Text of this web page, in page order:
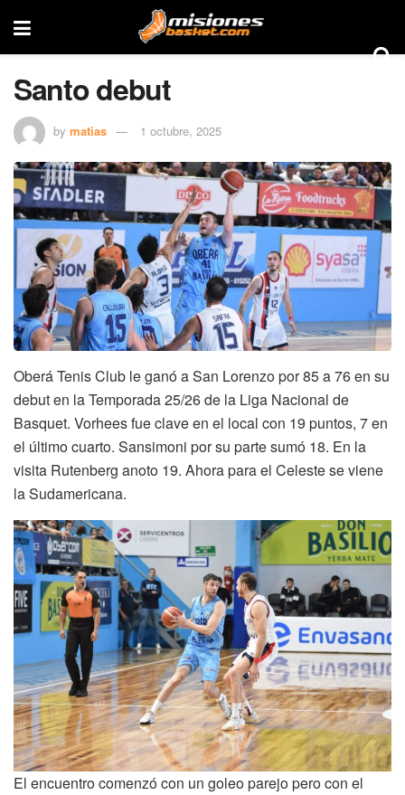
Santo debut
by matias 1 octubre, 2025
Oberá Tenis Club le ganó a San Lorenzo por 85 a 76 en su
debut en la Temporada 25/26 de la Liga Nacional de
Basquet. Vorhees fue clave en el local con 19 puntos, 7 en
el último cuarto. Sansimoni por su parte sumó 18. En la
visita Rutenberg anoto 19. Ahora para el Celeste se viene
la Sudamericana.
El encuentro comenzó con un goleo parejo pero con el